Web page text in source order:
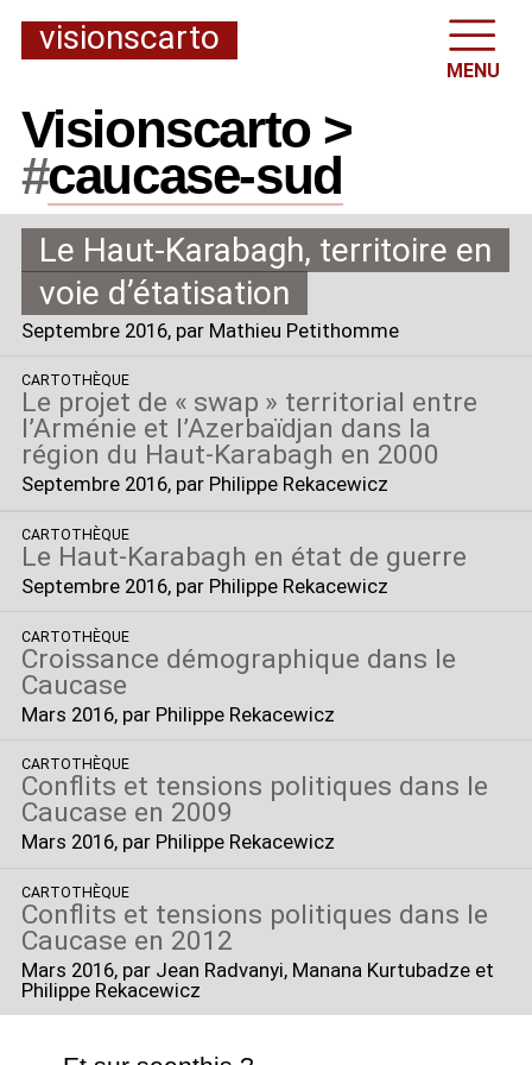
visionscarto
MENU
Visionscarto >
#caucase-sud
Le Haut-Karabagh, territoire en
voie d’étatisation
Septembre 2016, par Mathieu Petithomme
CARTOTHÈQUE
Le projet de « swap » territorial entre
l’Arménie et l’Azerbaïdjan dans la
région du Haut-Karabagh en 2000
Septembre 2016, par Philippe Rekacewicz
CARTOTHÈQUE
Le Haut-Karabagh en état de guerre
Septembre 2016, par Philippe Rekacewicz
CARTOTHÈQUE
Croissance démographique dans le
Caucase
Mars 2016, par Philippe Rekacewicz
CARTOTHÈQUE
Conflits et tensions politiques dans le
Caucase en 2009
Mars 2016, par Philippe Rekacewicz
CARTOTHÈQUE
Conflits et tensions politiques dans le
Caucase en 2012
Mars 2016, par Jean Radvanyi, Manana Kurtubadze et
Philippe Rekacewicz